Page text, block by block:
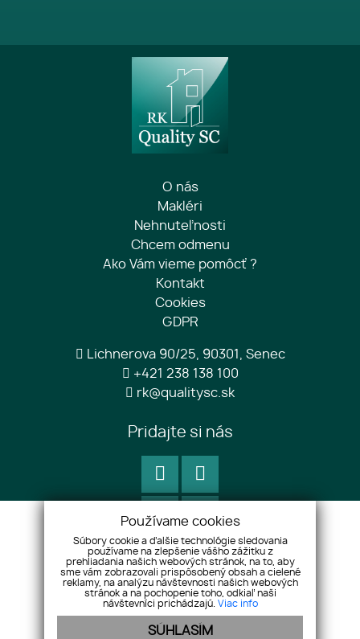
O nás
Makléri
Nehnuteľnosti
Chcem odmenu
Ako Vám vieme pomôcť ?
Kontakt
Cookies
GDPR
Lichnerova 90/25, 90301, Senec
+421 238 138 100
rk@qualitysc.sk
Pridajte si nás
Používame cookies
Súbory cookie a ďalšie technológie sledovania
používame na zlepšenie vášho zážitku z
prehliadania našich webových stránok, na to, aby
sme vám zobrazovali prispôsobený obsah a cielené
reklamy, na analýzu návštevnosti našich webových
stránok a na pochopenie toho, odkiaľ naši
návštevníci prichádzajú. Viac info
SÚHLASÍM